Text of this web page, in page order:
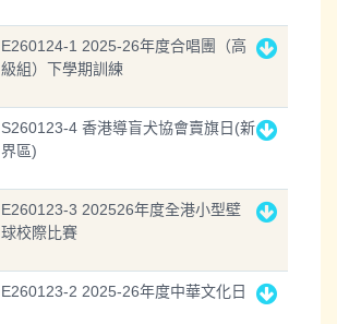
E260124-1 2025-26年度合唱團（高
級組）下學期訓練
S260123-4 香港導盲犬協會賣旗日(新
界區)
E260123-3 202526年度全港小型壁
球校際比賽
E260123-2 2025-26年度中華文化日